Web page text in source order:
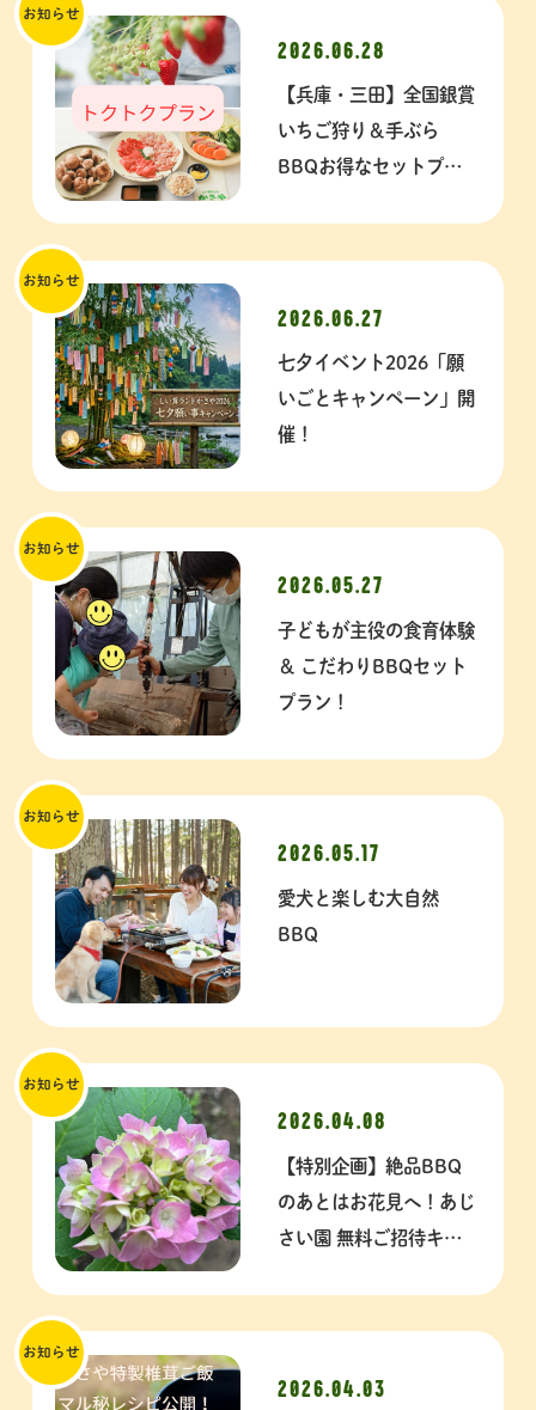
お知らせ
2026.06.28
【兵庫・三田】全国銀賞
いちご狩り＆手ぶら
BBQお得なセットプラ
お知らせ
2026.06.27
七夕イベント2026「願
いごとキャンペーン」開
催！
お知らせ
2026.05.27
子どもが主役の食育体験
＆ こだわりBBQセット
プラン！
お知らせ
2026.05.17
愛犬と楽しむ大自然
BBQ
お知らせ
2026.04.08
【特別企画】絶品BBQ
のあとはお花見へ！あじ
さい園 無料ご招待キャ
お知らせ
2026.04.03